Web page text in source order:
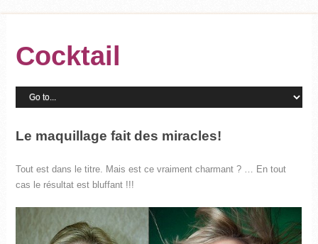
Cocktail
Le maquillage fait des miracles!
Tout est dans le titre. Mais est ce vraiment charmant ? … En tout
cas le résultat est bluffant !!!